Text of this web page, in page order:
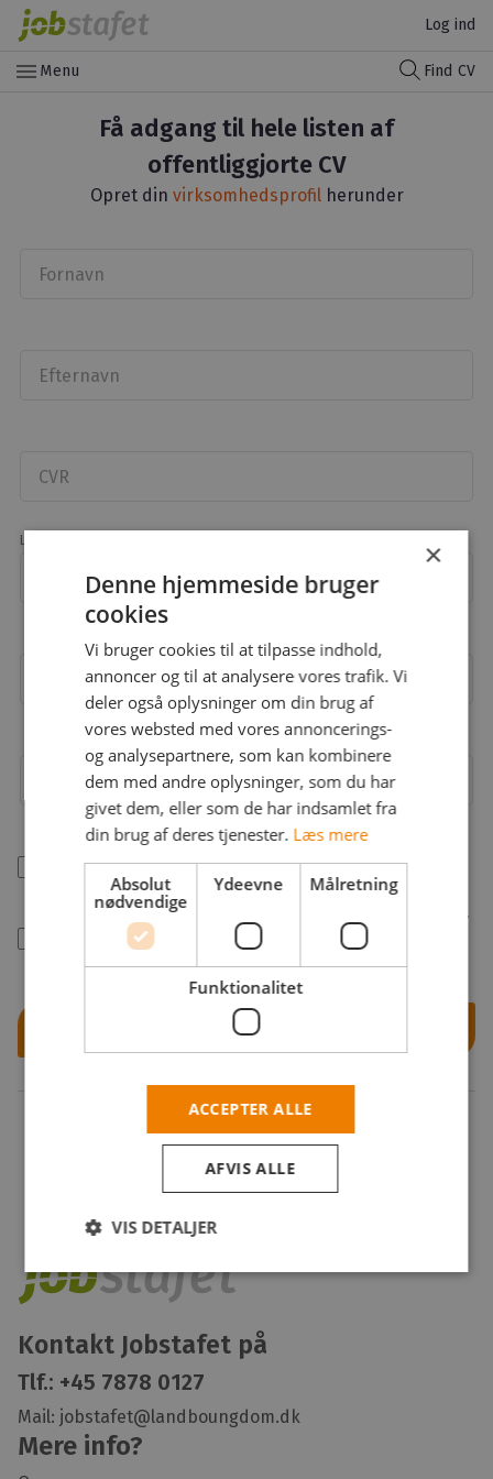
Log ind
menu Menu Find CV
Få adgang til hele listen af
offentliggjorte CV
Opret din virksomhedsprofilherunder
Fornavn
Efternavn
CVR
Mobil
Adgangskode
Jeg accepterer jobstafet.dk'sbetingelser
Jobstafet må kontakte mig med råd og information.
Se hvordan vi behandler dine data i vores
persondatapolitik
Opret profil
Eller
Klik her hvis du allerede har en profil
Kontakt Jobstafet på
Tlf.: +45 7878 0127
Mail: jobstafet@landboungdom.dk
Mere info?
×
Denne hjemmeside bruger
cookies
Vi bruger cookies til at tilpasse indhold,
annoncer og til at analysere vores trafik. Vi
deler også oplysninger om din brug af
vores websted med vores annoncerings-
og analysepartnere, som kan kombinere
dem med andre oplysninger, som du har
givet dem, eller som de har indsamlet fra
din brug af deres tjenester. Læs mere
Absolut
nødvendige
Ydeevne Målretning
Funktionalitet
ACCEPTER ALLE
AFVIS ALLE
VIS DETALJER